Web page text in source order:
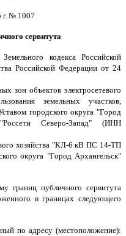
г. № 1007
сервитута
кодекса Российской
Российской Федерации от 24
зон объектов электросетевого
земельных участков,
городского округа "Город
Северо-Запад" (ИНН
хозяйства "КЛ-6 кВ ПС 14-ТП
округа "Город Архангельск"
границ публичного сервитута
в границах следующего
по адресу (местоположение):